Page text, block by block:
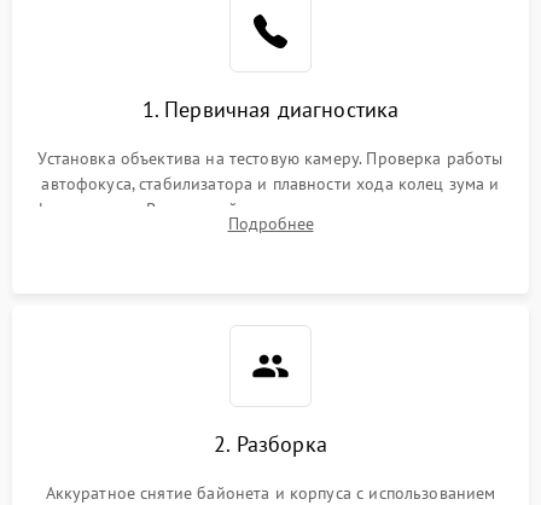
1. Первичная диагностика
Установка объектива на тестовую камеру. Проверка работы
автофокуса, стабилизатора и плавности хода колец зума и
фокусировки. Визуальный осмотр линз на наличие царапин,
грибка, пыли и оценка состояния контактов байонета.
Подробнее
2. Разборка
Аккуратное снятие байонета и корпуса с использованием